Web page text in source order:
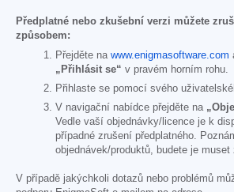
Předplatné nebo zkušební verzi můžete
způsobem:
Přejděte na www.enigmasoftware.com
„Přihlásit se“ v pravém horním rohu.
Přihlaste se pomocí svého
V navigační nabídce přejděte na
Vedle vaší objednávky/licence je k
případné zrušení předplatného.
objednávek/produktů, budete je muset
V případě jakýchkoli dotazů nebo problémů